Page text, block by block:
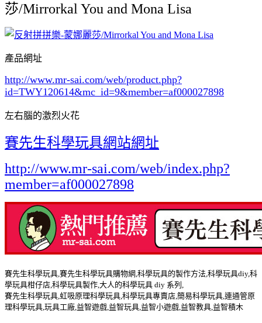
莎/Mirrorkal You and Mona Lisa
產品網址
http://www.mr-sai.com/web/product.php?
id=TWY120614&mc_id=9&member=af000027898
左右腦的激烈火花
賽先生科學玩具網站網址
http://www.mr-sai.com/web/index.php?
member=af000027898
賽先生科學玩具,賽先生科學玩具購物網,科學玩具的製作方法,科學玩具diy,科
學玩具柑仔店,科學玩具製作,大人的科學玩具 diy 系列,
賽先生科學玩具,虹吸原理科學玩具,科學玩具專賣店,簡易科學玩具,連通管原
理科學玩具,玩具工廠,益智遊戲,益智玩具,益智小遊戲,益智教具,益智積木